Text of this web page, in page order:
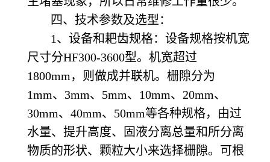
四、技术参数及选型：
1、设备和耙齿规格： 设备规格按机宽
尺寸分HF300-3600型。机宽超过
1800mm，则做成并联机。栅隙分为
1mm、3mm、5mm、10mm、20mm、
30mm、40mm、50mm等各种规格，由过
水量、提升高度、固液分离总量和所分离
物质的形状、颗粒大小来选择栅隙。可根